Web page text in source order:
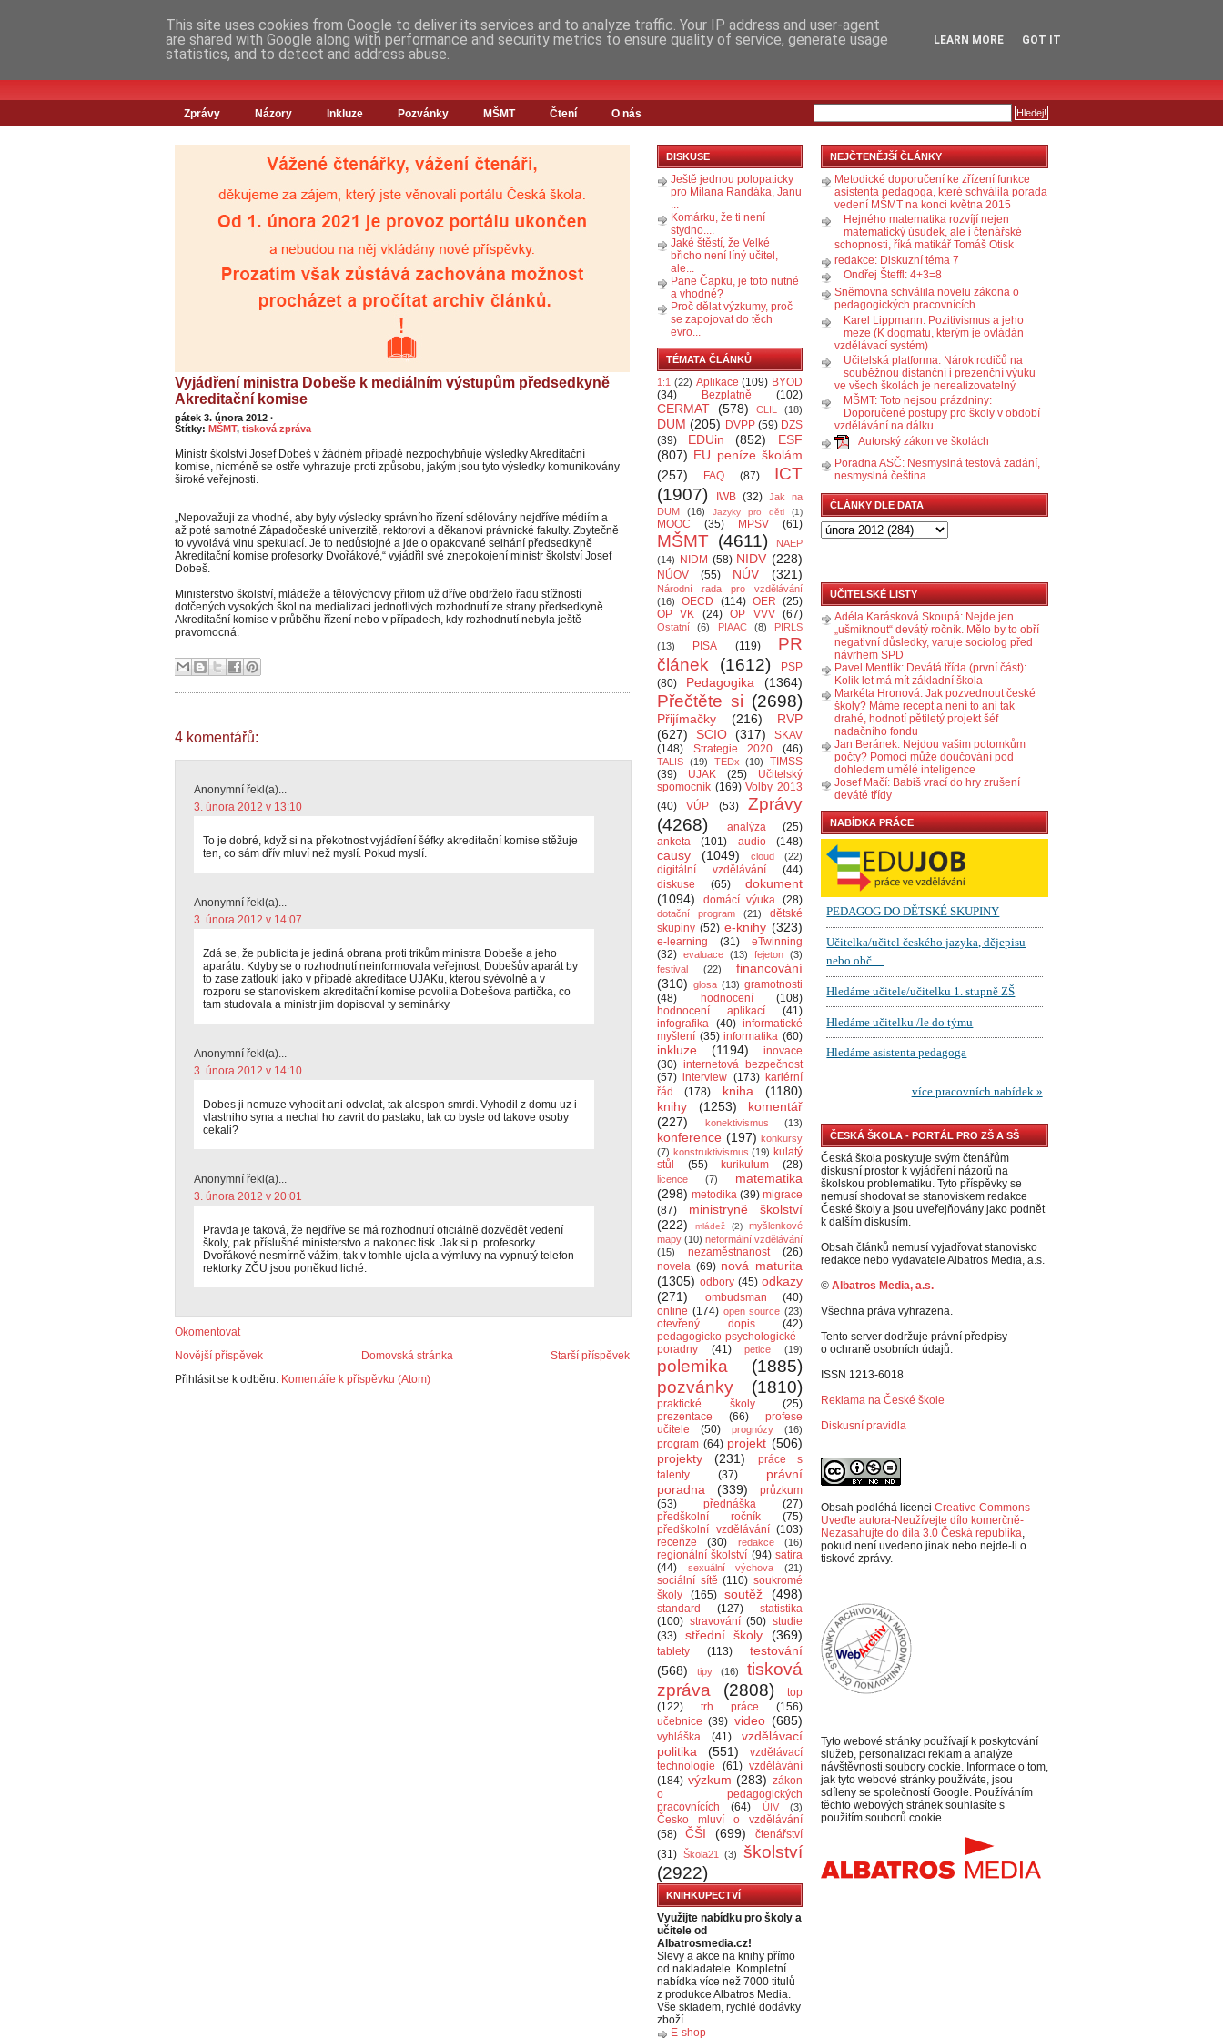
Zprávy Názory Inkluze Pozvánky MŠMT Čtení O nás
Vyjádření ministra Dobeše k mediálním výstupům předsedkyně
Akreditační komise
pátek 3. února 2012 ·
Štítky: MŠMT, tisková zpráva
Ministr školství Josef Dobeš v žádném případě nezpochybňuje výsledky Akreditační
komise, nicméně se ostře vyhrazuje proti způsobu, jakým jsou tyto výsledky komunikovány
široké veřejnosti.
„Nepovažuji za vhodné, aby byly výsledky správního řízení sdělovány nejdříve médiím a
až poté samotné Západočeské univerzitě, rektorovi a děkanovi právnické fakulty. Zbytečně
to vyvolává vlnu spekulací. Je to nedůstojné a jde o opakované selhání předsedkyně
Akreditační komise profesorky Dvořákové,“ vyjádřil své znepokojení ministr školství Josef
Dobeš.
Ministerstvo školství, mládeže a tělovýchovy přitom už dříve obdrželo řadu stížností
dotčených vysokých škol na medializaci jednotlivých rozhodnutí ze strany předsedkyně
Akreditační komise v průběhu řízení nebo v případech, kdy rozhodnutí nebyla ještě
pravomocná.
4 komentářů:
Anonymní řekl(a)...
3. února 2012 v 13:10
To je dobré, když si na překotnost vyjádření šéfky akreditační komise stěžuje
ten, co sám dřív mluví než myslí. Pokud myslí.
Anonymní řekl(a)...
3. února 2012 v 14:07
Zdá se, že publicita je jediná obrana proti trikům ministra Dobeše a jeho
aparátu. Kdyby se o rozhodnutí neinformovala veřejnost, Dobešův aparát by
to zase zatloukl jako v případě akreditace UJAKu, kterou svévolně a v
rozporu se stanoviskem akreditační komise povolila Dobešova partička, co
tam studovala a ministr jim dopisoval ty seminárky
Anonymní řekl(a)...
3. února 2012 v 14:10
Dobes ji nemuze vyhodit ani odvolat, tak alespon smrdi. Vyhodil z domu uz i
vlastniho syna a nechal ho zavrit do pastaku, tak co byste od takove osoby
cekali?
Anonymní řekl(a)...
3. února 2012 v 20:01
Pravda je taková, že nejdříve se má rozhodnutí oficiálně dozvědět vedení
školy, pak příslušné ministerstvo a nakonec tisk. Jak si p. profesorky
Dvořákové nesmírně vážím, tak v tomhle ujela a výmluvy na vypnutý telefon
rektorky ZČU jsou poněkud liché.
Okomentovat
Novější příspěvek
Starší příspěvek
Domovská stránka
Přihlásit se k odběru: Komentáře k příspěvku (Atom)
DISKUSE
Ještě jednou polopaticky
pro Milana Randáka, Janu
...
Komárku, že ti není
stydno....
Jaké štěstí, že Velké
břicho není líný učitel,
ale...
Pane Čapku, je toto nutné
a vhodné?
Proč dělat výzkumy, proč
se zapojovat do těch
evro...
TÉMATA ČLÁNKŮ
1:1 (22) Aplikace (109) BYOD
(34)
Bezplatně (102)
CERMAT (578) CLIL (18)
DUM (205) DVPP (59) DZS
(39)
EDUin (852)
ESF
(807) EU peníze školám
(257)
FAQ (87)
ICT
(1907)
IWB (32) Jak na
DUM
(16) Jazyky pro děti (1)
MOOC (35) MPSV (61)
MŠMT (4611)
NAEP
(14)
NIDM (58) NIDV (228)
NÚOV (55) NÚV (321)
Národní rada pro vzdělávání
(16)
OECD (114) OER (25)
OP VK
(24) OP VVV (67)
Ostatní (6) PIAAC (8)
PIRLS
(13)
PISA (119)
PR
článek
(1612)
PSP
(80)
Pedagogika (1364)
Přečtěte si (2698)
Přijímačky (216)
RVP
(627)
SCIO (317)
SKAV
(148)
Strategie 2020 (46)
TALIS (19) TEDx (10)
TIMSS
(39)
UJAK (25)
Učitelský
spomocník (169) Volby 2013
(40)
VÚP (53)
Zprávy
(4268)
analýza
(25)
anketa
(101) audio (148)
causy (1049) cloud (22)
digitální vzdělávání
(44)
diskuse
(65)
dokument
(1094)
domácí výuka (28)
dotační program (21)
dětské
skupiny (52) e-knihy (323)
e-learning (31)
eTwinning
(32) evaluace (13) fejeton (3)
festival
(22)
financování
(310) glosa (13) gramotnosti
(48)
hodnocení
(108)
hodnocení aplikací
(41)
infografika (40) informatické
myšlení (35) informatika (60)
inkluze (1194)
inovace
(30) internetová bezpečnost
(57) interview (173) kariérní
řád
(178) kniha
(1180)
knihy
(1253)
komentář
(227)
konektivismus (13)
konference (197) konkursy
(7) konstruktivismus (19) kulatý
stůl
(55) kurikulum (28)
licence (7)
matematika
(298) metodika (39) migrace
(87)
ministryně školství
(222)
mládež (2)
myšlenkové
mapy (10) neformální vzdělávání
(15)
nezaměstnanost
(26)
novela (69) nová maturita
(1305) odbory (45) odkazy
(271)
ombudsman
(40)
online (174) open source (23)
otevřený dopis
(42)
pedagogicko-psychologické
poradny
(41) petice (19)
polemika
(1885)
pozvánky
(1810)
praktické školy
(25)
prezentace
(66)
profese
učitele
(50) prognózy (16)
program (64) projekt (506)
projekty
(231)
práce s
talenty
(37)
právní
poradna
(339)
průzkum
(53)
přednáška
(27)
předškolní ročník
(75)
předškolní vzdělávání (103)
recenze
(30) redakce (16)
regionální školství (94) satira
(44)
sexuální výchova (21)
sociální sítě (110) soukromé
školy
(165) soutěž (498)
standard (127)
statistika
(100) stravování (50) studie
(33)
střední školy (369)
tablety (113)
testování
(568)
tipy (16)
tisková
zpráva
(2808)
top
(122)
trh práce
(156)
učebnice (39) video (685)
vyhláška (41)
vzdělávací
politika
(551)
vzdělávací
technologie
(61) vzdělávání
(184) výzkum (283) zákon
o pedagogických
pracovnících
(64) ÚIV (3)
Česko mluví o vzdělávání
(58)
ČŠI (699)
čtenářství
(31) Škola21 (3)
školství
(2922)
KNIHKUPECTVÍ
Využijte nabídku pro školy a
učitele od
Albatrosmedia.cz!
Slevy a akce na knihy přímo
od nakladatele. Kompletní
nabídka více než 7000 titulů
z produkce Albatros Media.
Vše skladem, rychlé dodávky
zboží.
E-shop
NEJČTENĚJŠÍ ČLÁNKY
Metodické doporučení ke zřízení funkce
asistenta pedagoga, které schválila porada
vedení MŠMT na konci května 2015
Hejného matematika rozvíjí nejen
matematický úsudek, ale i čtenářské
schopnosti, říká matikář Tomáš Otisk
redakce: Diskuzní téma 7
Ondřej Šteffl: 4+3=8
Sněmovna schválila novelu zákona o
pedagogických pracovnících
Karel Lippmann: Pozitivismus a jeho
meze (K dogmatu, kterým je ovládán
vzdělávací systém)
Učitelská platforma: Nárok rodičů na
souběžnou distanční i prezenční výuku
ve všech školách je nerealizovatelný
MŠMT: Toto nejsou prázdniny:
Doporučené postupy pro školy v období
vzdělávání na dálku
Autorský zákon ve školách
Poradna ASČ: Nesmyslná testová zadání,
nesmyslná čeština
ČLÁNKY DLE DATA
UČITELSKÉ LISTY
Adéla Karásková Skoupá: Nejde jen
„ušmiknout“ devátý ročník. Mělo by to obří
negativní důsledky, varuje sociolog před
návrhem SPD
Pavel Mentlík: Devátá třída (první část):
Kolik let má mít základní škola
Markéta Hronová: Jak pozvednout české
školy? Máme recept a není to ani tak
drahé, hodnotí pětiletý projekt šéf
nadačního fondu
Jan Beránek: Nejdou vašim potomkům
počty? Pomoci může doučování pod
dohledem umělé inteligence
Josef Mačí: Babiš vrací do hry zrušení
deváté třídy
NABÍDKA PRÁCE
ČESKÁ ŠKOLA - PORTÁL PRO ZŠ A SŠ
Česká škola poskytuje svým čtenářům
diskusní prostor k vyjádření názorů na
školskou problematiku. Tyto příspěvky se
nemusí shodovat se stanoviskem redakce
České školy a jsou uveřejňovány jako podnět
k dalším diskusím.
Obsah článků nemusí vyjadřovat stanovisko
redakce nebo vydavatele Albatros Media, a.s.
© Albatros Media, a.s.
Všechna práva vyhrazena.
Tento server dodržuje právní předpisy
o ochraně osobních údajů.
ISSN 1213-6018
Reklama na České škole
Diskusní pravidla
Obsah podléhá licenci Creative Commons
Uveďte autora-Neužívejte dílo komerčně-
Nezasahujte do díla 3.0 Česká republika,
pokud není uvedeno jinak nebo nejde-li o
tiskové zprávy.
Tyto webové stránky používají k poskytování
služeb, personalizaci reklam a analýze
návštěvnosti soubory cookie. Informace o tom,
jak tyto webové stránky používáte, jsou
sdíleny se společností Google. Používáním
těchto webových stránek souhlasíte s
použitím souborů cookie.
This site uses cookies from Google to deliver its services and to analyze traffic. Your IP address and user-agent
are shared with Google along with performance and security metrics to ensure quality of service, generate usage
statistics, and to detect and address abuse.
LEARN MORE GOT IT